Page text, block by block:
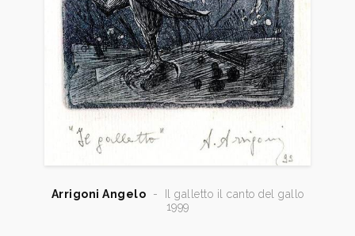
Arrigoni Angelo -
Il galletto il canto del gallo
1999